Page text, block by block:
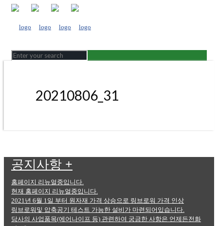
20210806_31
공지사항 +
홈페이지 리뉴얼중입니다.
현재 홈페이지 리뉴얼중입니다.
2021년 6월 1일 부터 원자재 가격 상승으로 링브로워 가격 인상
링브로워및 압축공기 테스트 가능한 설비가 마련되어있습니다.
당사의 사업품목(에어나이프 등) 관련하여 궁금한 사항은 언제든전화